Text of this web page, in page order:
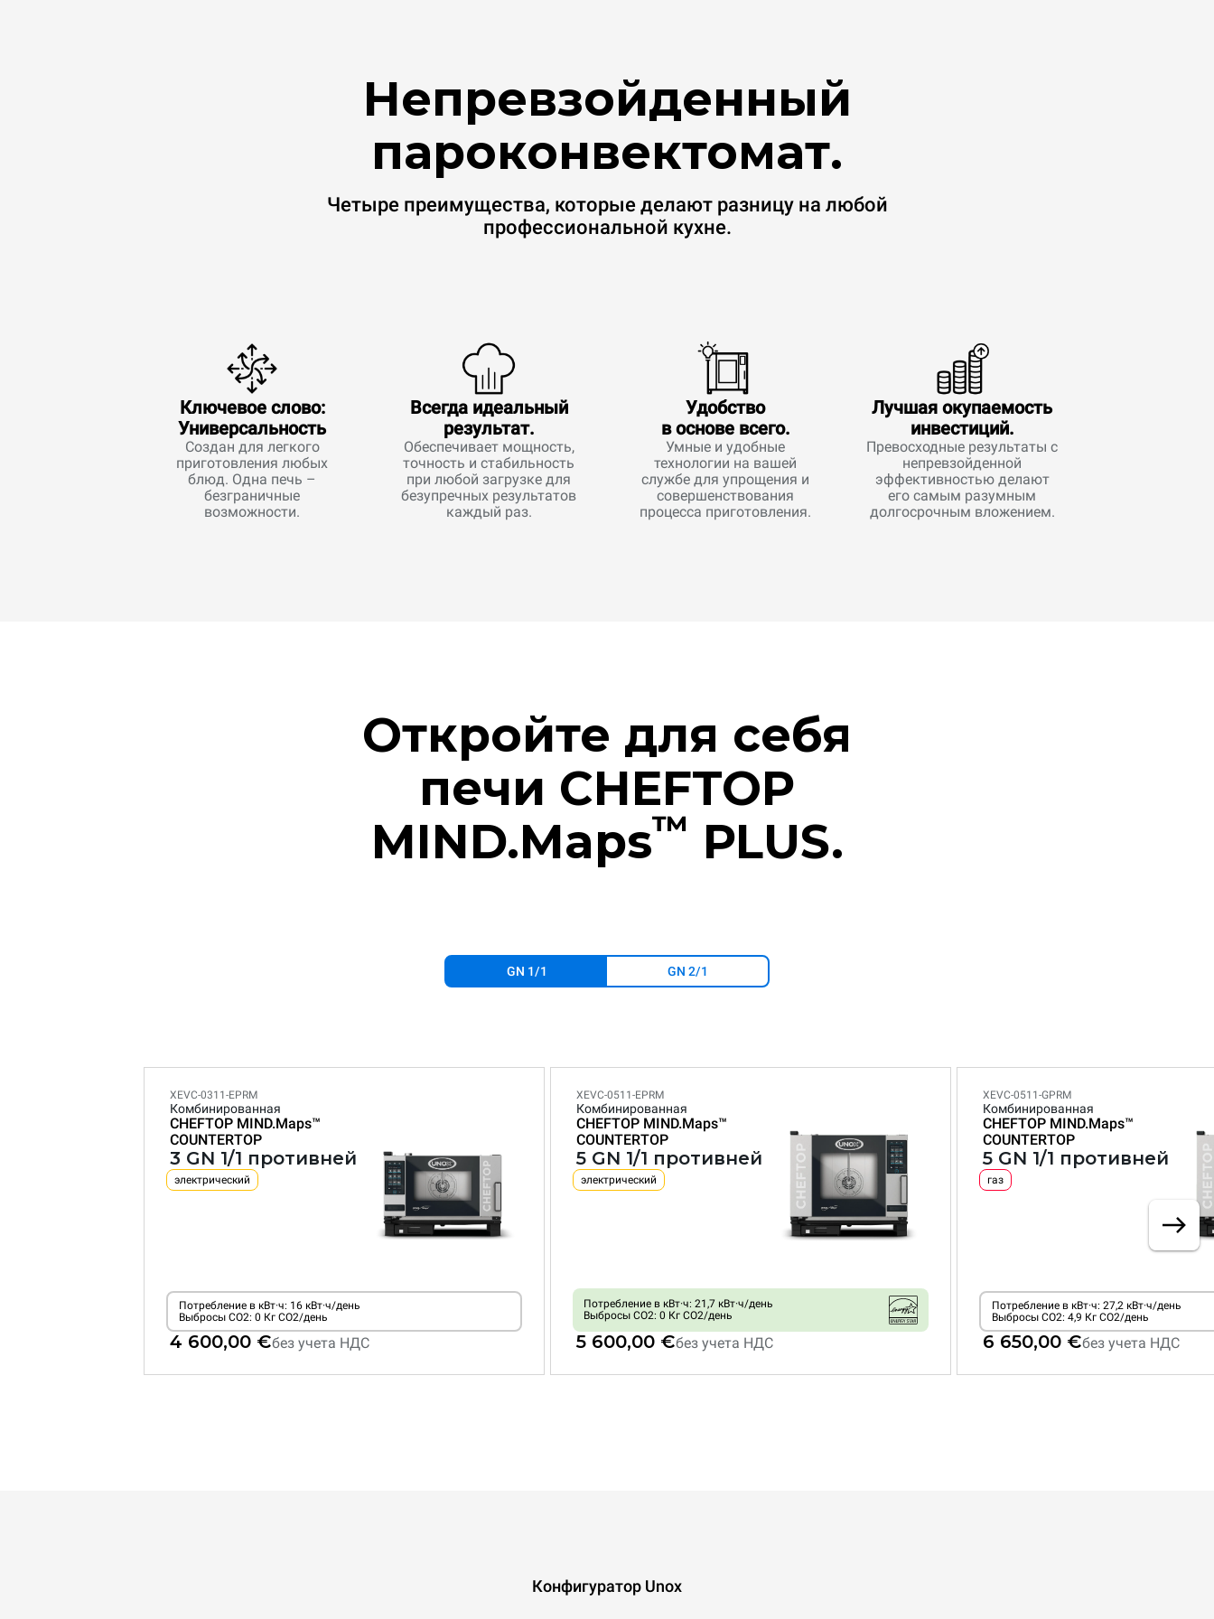
Непревзойденный
пароконвектомат.
Четыре преимущества, которые делают разницу на любой
профессиональной кухне.
Ключевое слово:
Универсальность
Создан для легкого
приготовления любых
блюд. Одна печь –
безграничные
возможности.
Всегда идеальный
результат.
Обеспечивает мощность,
точность и стабильность
при любой загрузке для
безупречных результатов
каждый раз.
Удобство
в основе всего.
Умные и удобные
технологии на вашей
службе для упрощения и
совершенствования
процесса приготовления.
Лучшая окупаемость
инвестиций.
Превосходные результаты с
непревзойденной
эффективностью делают
его самым разумным
долгосрочным вложением.
Откройте для себя
печи CHEFTOP
MIND.Maps™ PLUS.
GN 1/1 GN 2/1
XEVC-0311-EPRM
Комбинированная
CHEFTOP MIND.Maps™
COUNTERTOP
3 GN 1/1 противней
электрический
Потребление в кВт·ч: 16 кВт·ч/день
Выбросы CO2: 0 Кг CO2/день
4 600,00 €без учета НДС
XEVC-0511-EPRM
Комбинированная
CHEFTOP MIND.Maps™
COUNTERTOP
5 GN 1/1 противней
электрический
Потребление в кВт·ч: 21,7 кВт·ч/день
Выбросы CO2: 0 Кг CO2/день
5 600,00 €без учета НДС
XEVC-0511-GPRM
Комбинированная
CHEFTOP MIND.Maps™
COUNTERTOP
5 GN 1/1 противней
газ
Потребление в кВт·ч: 27,2 кВт·ч/день
Выбросы CO2: 4,9 Кг CO2/день
6 650,00 €без учета НДС
Конфигуратор Unox